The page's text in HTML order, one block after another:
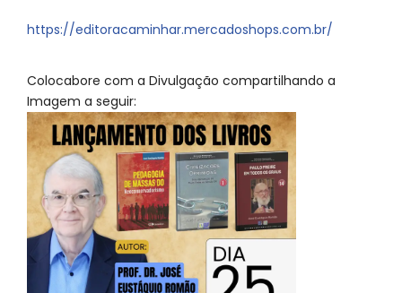
https://editoracaminhar.mercadoshops.com.br/
Colocabore com a Divulgação compartilhando a
Imagem a seguir: